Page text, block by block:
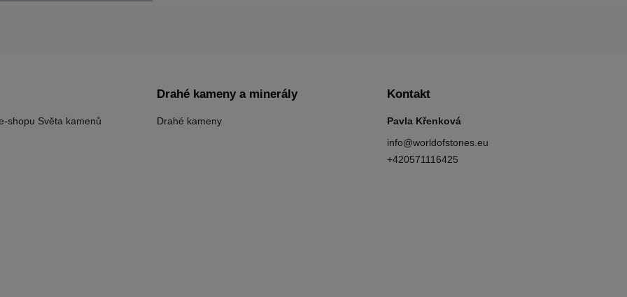
shopu Světa kamenů
Drahé kameny a minerály
Drahé kameny
Kontakt
Pavla Křenková
info@worldofstones.eu
+420571116425